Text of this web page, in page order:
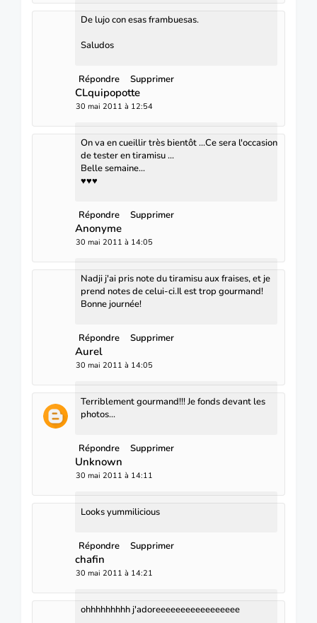
De lujo con esas frambuesas.
Saludos
Répondre Supprimer
CLquipopotte
30 mai 2011 à 12:54
On va en cueillir très bientôt ...Ce sera l'occasion
de tester en tiramisu ...
Belle semaine...
♥♥♥
Répondre Supprimer
Anonyme
30 mai 2011 à 14:05
Nadji j'ai pris note du tiramisu aux fraises, et je
prend notes de celui-ci.Il est trop gourmand!
Bonne journée!
Répondre Supprimer
Aurel
30 mai 2011 à 14:05
Terriblement gourmand!!! Je fonds devant les
photos...
Répondre Supprimer
Unknown
30 mai 2011 à 14:11
Looks yummilicious
Répondre Supprimer
chafin
30 mai 2011 à 14:21
ohhhhhhhhh j'adoreeeeeeeeeeeeeeeee